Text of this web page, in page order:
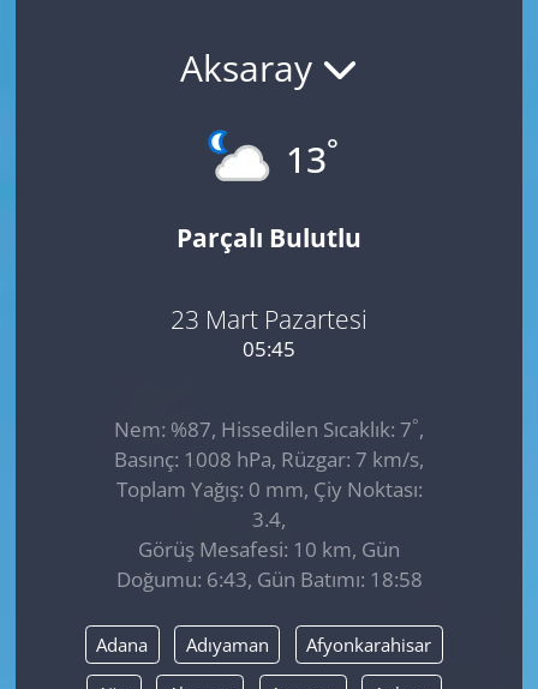
Aksaray
13°
Parçalı Bulutlu
23 Mart Pazartesi
05:45
Nem: %87, Hissedilen Sıcaklık: 7°,
Basınç: 1008 hPa, Rüzgar: 7 km/s,
Toplam Yağış: 0 mm, Çiy Noktası:
3.4,
Görüş Mesafesi: 10 km, Gün
Doğumu: 6:43, Gün Batımı: 18:58
Adana Adıyaman Afyonkarahisar
HABERDE İNSAN
KÜLTÜR SANAT
SAĞLIK
SİYASET